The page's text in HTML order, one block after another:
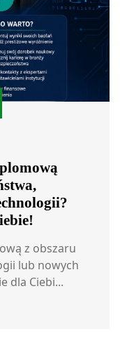
z obszaru
lub nowych
dla Ciebi...